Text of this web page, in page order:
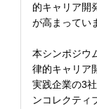
的キャリア開
が高まってい
本シンポジウ
律的キャリア
実践企業の3
ンコレクティ